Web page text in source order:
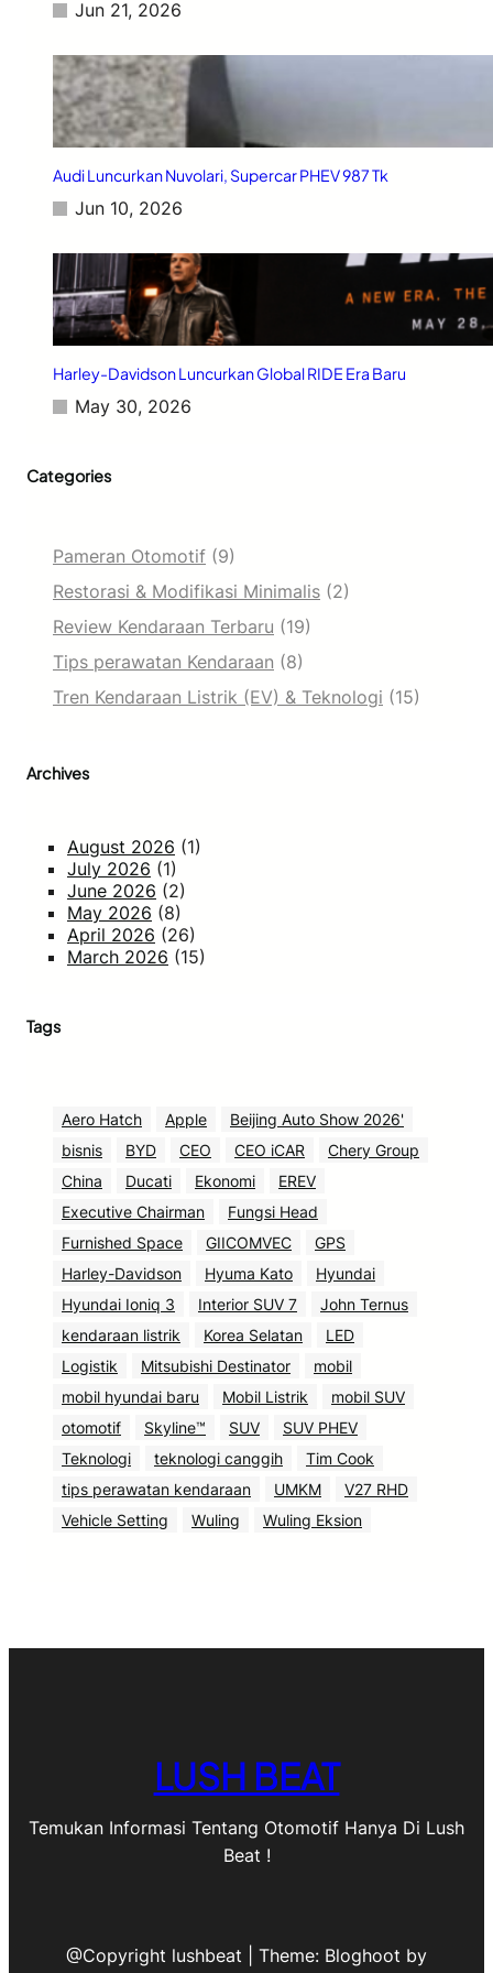
n
g
g
h
Jun 21, 2026
Audi Luncurkan Nuvolari, Supercar PHEV 987 Tk
Jun 10, 2026
Harley-Davidson Luncurkan Global RIDE Era Baru
May 30, 2026
Categories
Pameran Otomotif (9)
Restorasi & Modifikasi Minimalis (2)
Review Kendaraan Terbaru (19)
Tips perawatan Kendaraan (8)
Tren Kendaraan Listrik (EV) & Teknologi (15)
Archives
August 2026 (1)
July 2026 (1)
June 2026 (2)
May 2026 (8)
April 2026 (26)
March 2026 (15)
Tags
Aero Hatch Apple
Beijing Auto Show 2026'
bisnis
BYD CEO CEO iCAR
Chery Group
China
Ducati Ekonomi
EREV
Executive Chairman
Fungsi Head
Furnished Space
GIICOMVEC
GPS
Harley-Davidson
Hyuma Kato
Hyundai
Hyundai Ioniq 3
Interior SUV 7
John Ternus
kendaraan listrik
Korea Selatan
LED
Logistik
Mitsubishi Destinator
mobil
mobil hyundai baru
Mobil Listrik
mobil SUV
otomotif
Skyline™ SUV
SUV PHEV
Teknologi
teknologi canggih
Tim Cook
tips perawatan kendaraan
UMKM
V27 RHD
Vehicle Setting
Wuling Wuling Eksion
LUSH BEAT
Temukan Informasi Tentang Otomotif Hanya Di Lush
Beat !
@Copyright lushbeat | Theme: Bloghoot by